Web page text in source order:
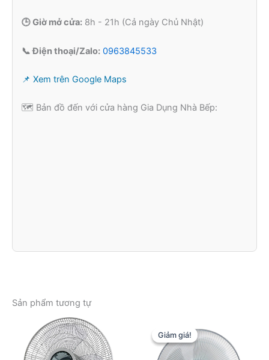
🕒 Giờ mở cửa: 8h - 21h (Cả ngày Chủ Nhật)
📞 Điện thoại/Zalo: 0963845533
📌 Xem trên Google Maps
🗺️ Bản đồ đến với cửa hàng Gia Dụng Nhà Bếp:
Sản phẩm tương tự
Giảm giá!
Giảm giá!